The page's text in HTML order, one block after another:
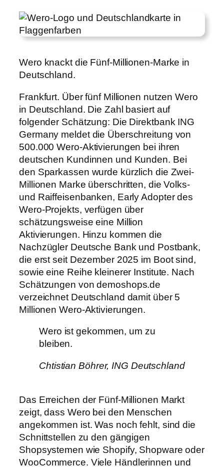
Wero knackt die Fünf-Millionen-Marke in
Deutschland.
Frankfurt. Über fünf Millionen nutzen Wero
in Deutschland. Die Zahl basiert auf
folgender Schätzung: Die Direktbank ING
Germany meldet die Überschreitung von
500.000 Wero-Aktivierungen bei ihren
deutschen Kundinnen und Kunden. Bei
den Sparkassen wurde kürzlich die Zwei-
Millionen Marke überschritten, die Volks-
und Raiffeisenbanken, Early Adopter des
Wero-Projekts, verfügen über
schätzungsweise eine Million
Aktivierungen. Hinzu kommen die
Nachzügler Deutsche Bank und Postbank,
die erst seit Dezember 2025 im Boot sind,
sowie eine Reihe kleinerer Institute. Nach
Schätzungen von demoshops.de
verzeichnet Deutschland damit über 5
Millionen Wero-Aktivierungen.
Wero ist gekommen, um zu
bleiben.
Chtistian Böhrer, ING Deutschland
Das Erreichen der Fünf-Millionen Markt
zeigt, dass Wero bei den Menschen
angekommen ist. Was noch fehlt, sind die
Schnittstellen zu den gängigen
Shopsystemen wie Shopify, Shopware oder
WooCommerce. Viele Händlerinnen und